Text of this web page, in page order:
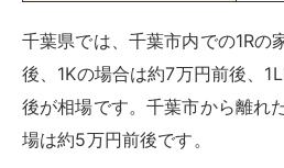
千葉県では、千葉市内での1Rの
後、1Kの場合は約7万円前後、
後が相場です。千葉市から離れ
場は約5万円前後です。